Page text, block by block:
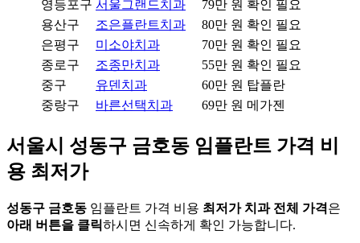
영등포구 서울그랜드치과 79만 원 확인 필요
용산구
조은플란트치과 80만 원 확인 필요
은평구
미소야치과 70만 원 확인 필요
종로구
조종만치과 55만 원 확인 필요
중구
유덴치과 60만 원 탑플란
중랑구
바른선택치과 69만 원 메가젠
서울시 성동구 금호동 임플란트 가격 비
용 최저가
성동구 금호동 임플란트 가격 비용 최저가 치과 전체 가격은
아래 버튼을 클릭하시면 신속하게 확인 가능합니다.